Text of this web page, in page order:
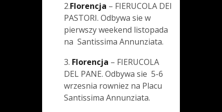
2.Florencja – FIERUCOLA DEI
PASTORI. Odbywa sie w
pierwszy weekend listopada
na Santissima Annunziata.
3. Florencja – FIERUCOLA
DEL PANE. Odbywa sie 5-6
wrzesnia rowniez na Placu
Santissima Annunziata.